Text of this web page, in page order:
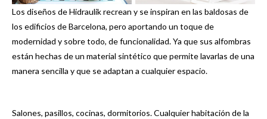
Los diseños de Hidraulik recrean y se inspiran en las baldosas de
los edificios de Barcelona, pero aportando un toque de
modernidad y sobre todo, de funcionalidad. Ya que sus alfombras
están hechas de un material sintético que permite lavarlas de una
manera sencilla y que se adaptan a cualquier espacio.
Salones, pasillos, cocinas, dormitorios. Cualquier habitación de la